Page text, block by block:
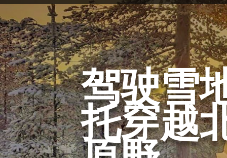
驾驶雪
托穿越